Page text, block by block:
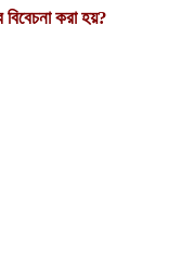
বিবেচনা করা হয়?